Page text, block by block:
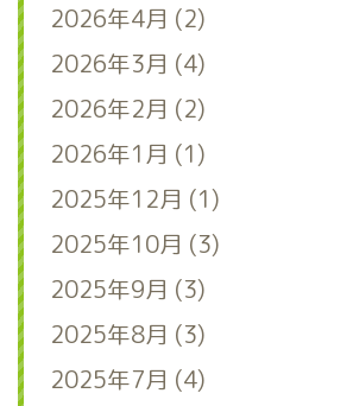
2026年4月 (2)
2026年3月 (4)
2026年2月 (2)
2026年1月 (1)
2025年12月 (1)
2025年10月 (3)
2025年9月 (3)
2025年8月 (3)
2025年7月 (4)